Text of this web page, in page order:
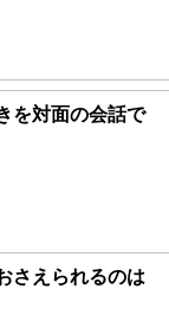
を対面の会話で
さえられるのは